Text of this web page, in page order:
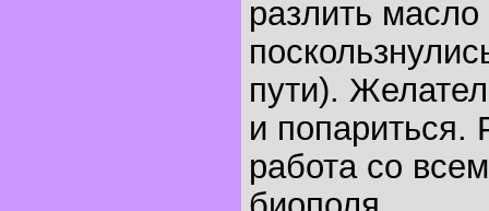
разлить масло
пути).
и попариться.
работа со